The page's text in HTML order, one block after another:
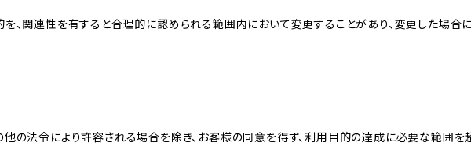
を、関連性を有すると合理的に認められる範囲内において変更することがあり、変更した場合
他の法令により許容される場合を除き、お客様の同意を得ず、利用目的の達成に必要な範囲を